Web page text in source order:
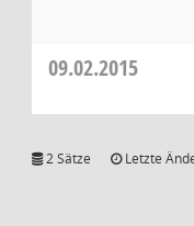
09.02.2015
2 Sätze Letzte